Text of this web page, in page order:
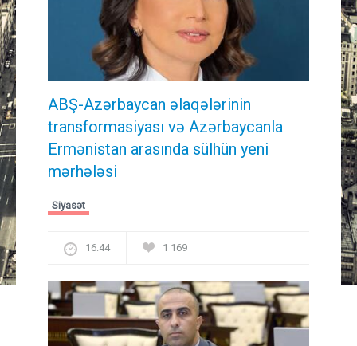
ABŞ-Azərbaycan əlaqələrinin
transformasiyası və Azərbaycanla
Ermənistan arasında sülhün yeni
mərhələsi
Siyasət
16:44 1 169